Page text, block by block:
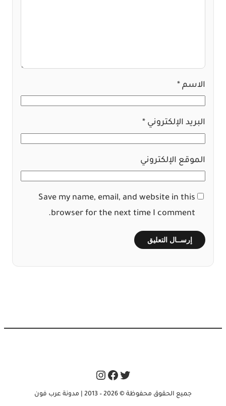
الاسم *
البريد الإلكتروني *
الموقع الإلكتروني
Save my name, email, and website in this
browser for the next time I comment.
Twitter
Facebook
Instagram
جميع الحقوق محفوظة © 2026 – 2013 | مدونة عرب فون